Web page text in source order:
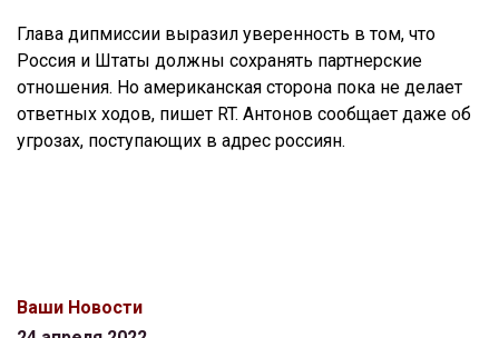
Глава дипмиссии выразил уверенность в том, что
Россия и Штаты должны сохранять партнерские
отношения. Но американская сторона пока не делает
ответных ходов, пишет RT. Антонов сообщает даже об
угрозах, поступающих в адрес россиян.
Ваши Новости